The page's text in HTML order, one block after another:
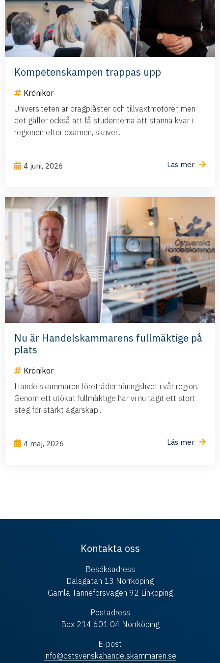
Kompetenskampen trappas upp
Krönikor
Universiteten är dragplåster och tillväxtmotorer, men
det gäller också att få studenterna att stanna kvar i
regionen efter examen, skriver...
4 juni, 2026 Läs mer
Nu är Handelskammarens fullmäktige på
plats
Krönikor
Handelskammaren företräder näringslivet i vår region.
Genom ett utökat fullmäktige har vi nu tagit ett stort
steg för stärkt ägarskap...
4 maj, 2026 Läs mer
Kontakta oss
Besöksadress
Dalsgatan 13 Norrköping
Gamla Tanneforsvägen 92 Linköping
Postadress
Box 214 601 04 Norrköping
E-post
info@ostsvenskahandelskammaren.se